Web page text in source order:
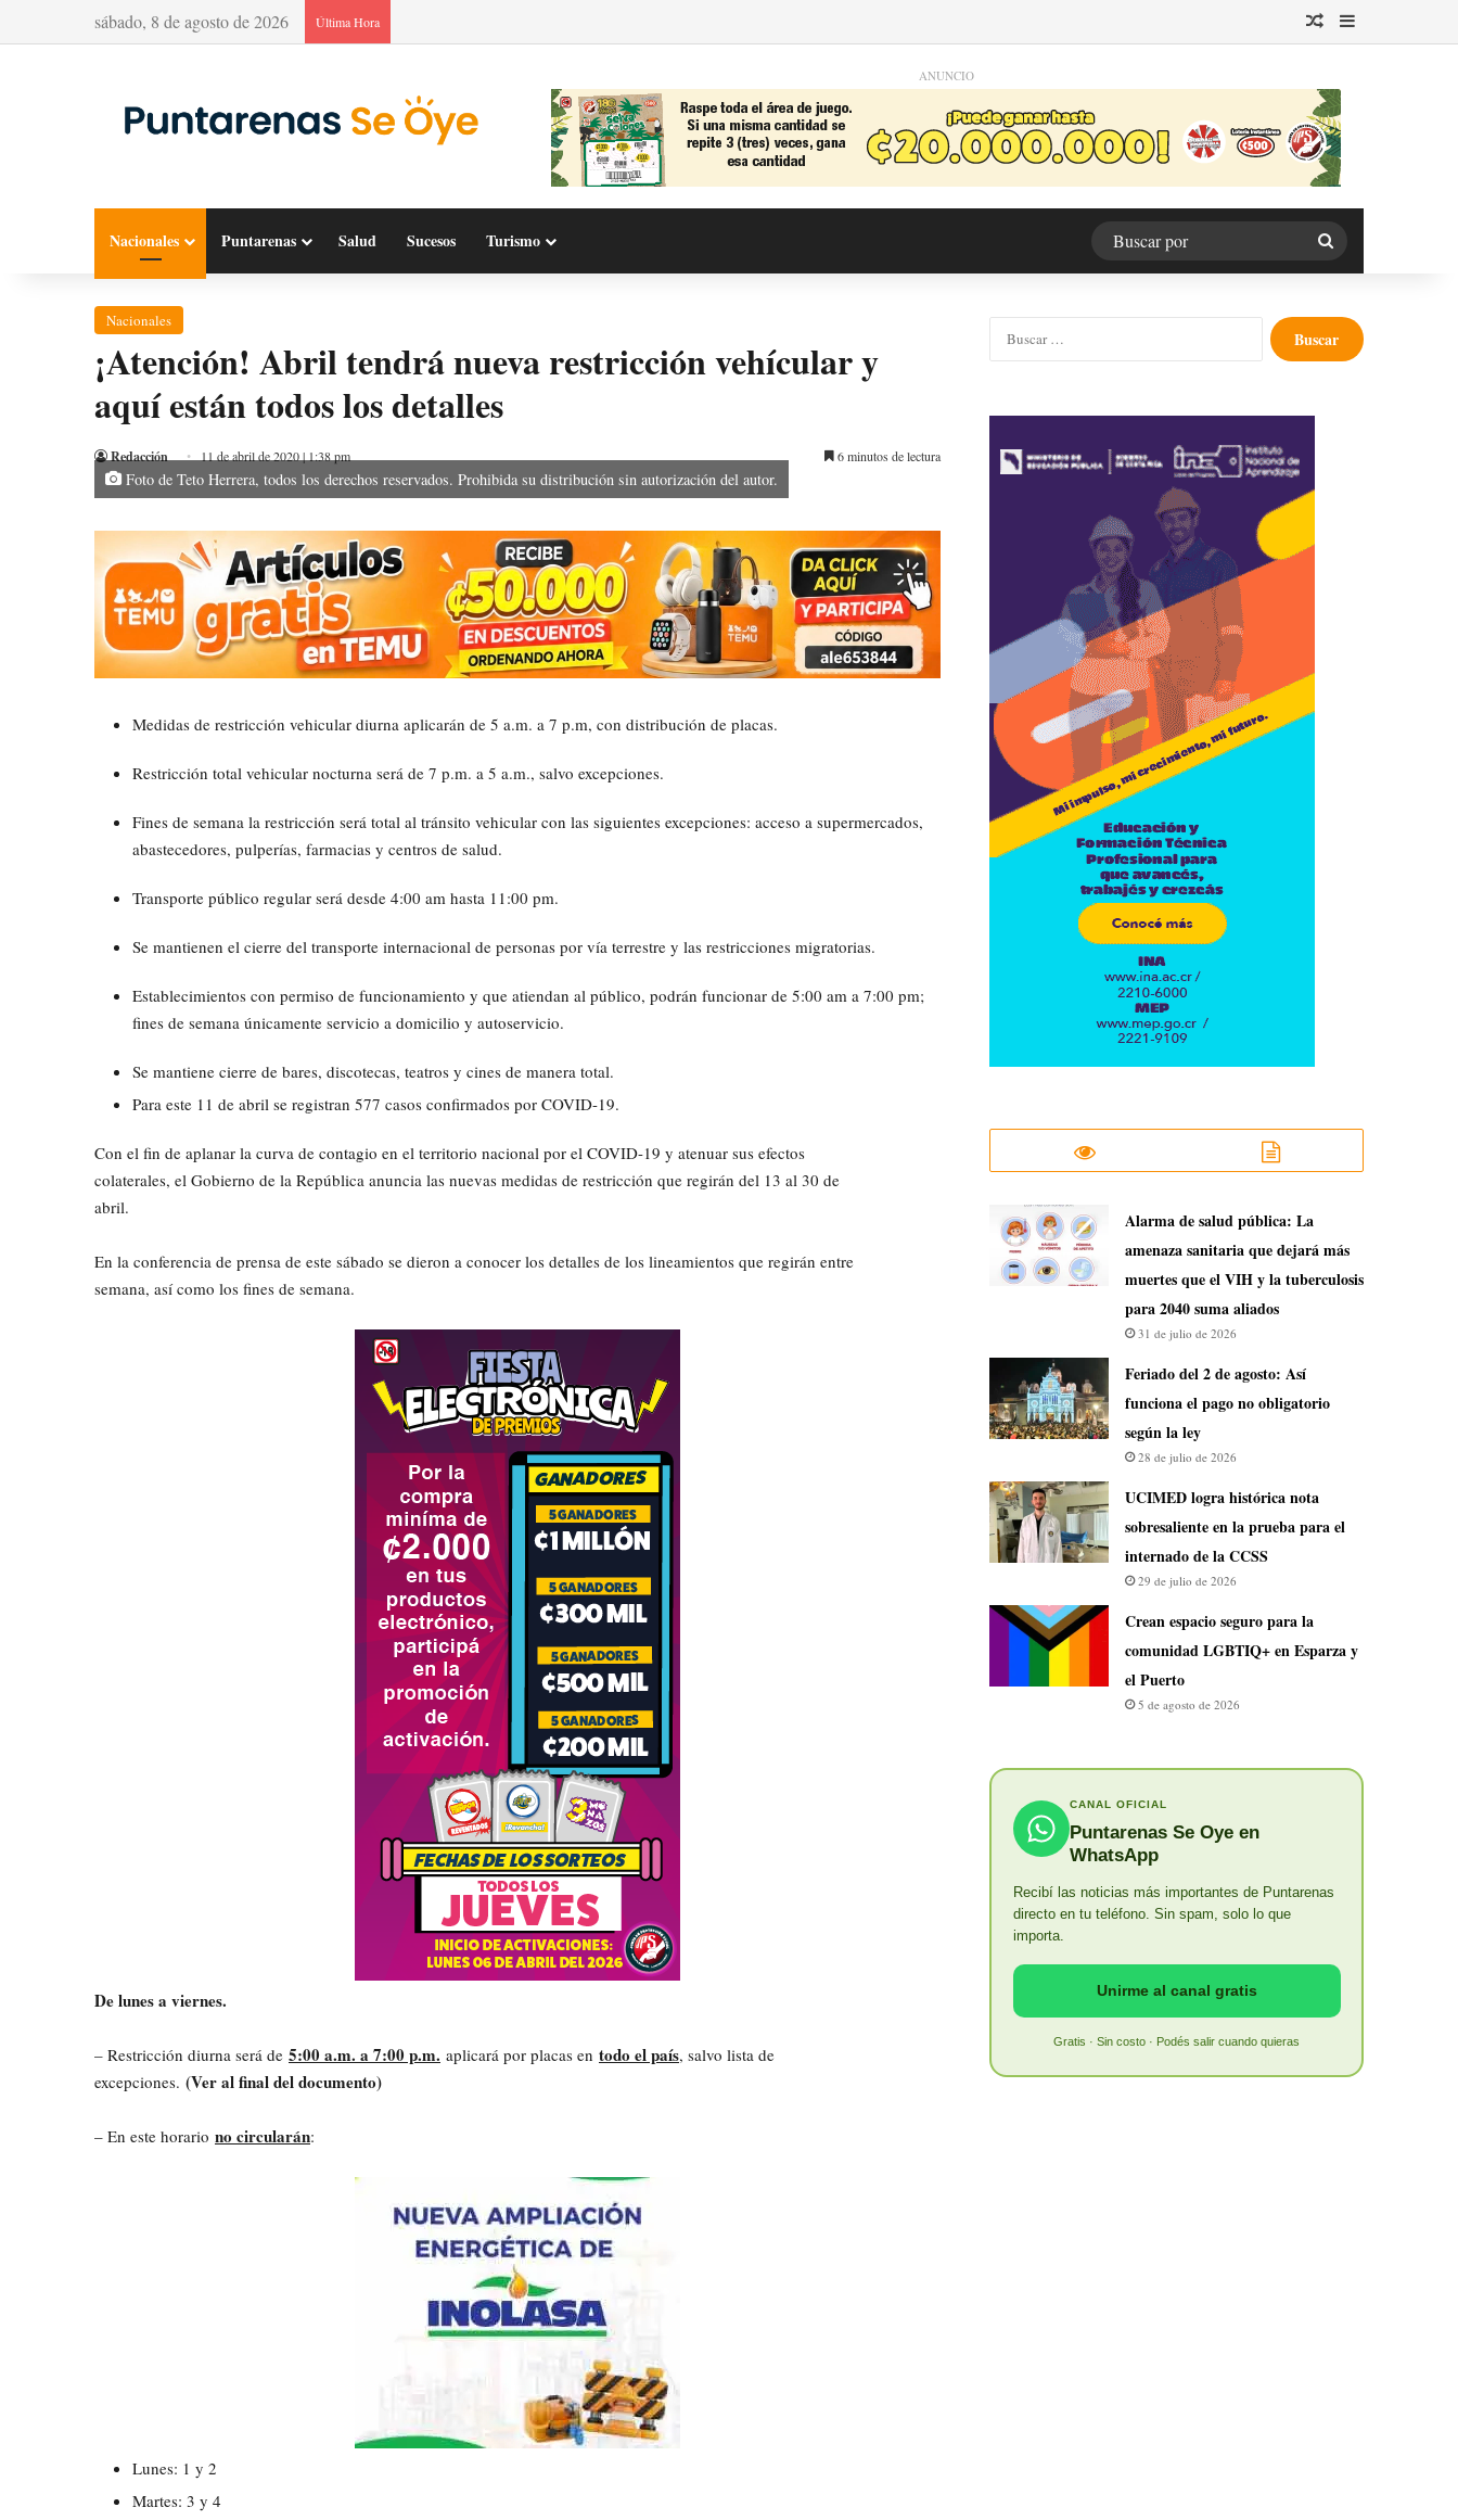
sábado, 8 de agosto de 2026 Última Hora Publicación al azar
Barra lateral
ANUNCIO
Nacionales Puntarenas Salud Sucesos Turismo
Buscar
por
Nacionales
¡Atención! Abril tendrá nueva restricción vehícular y
aquí están todos los detalles
Redacción 11 de abril de 2020 | 1:38 pm 6 minutos de lectura
Foto de Teto Herrera, todos los derechos reservados. Prohibida su distribución sin autorización del autor.
Medidas de restricción vehicular diurna aplicarán de 5 a.m. a 7 p.m, con distribución de placas.
Restricción total vehicular nocturna será de 7 p.m. a 5 a.m., salvo excepciones.
Fines de semana la restricción será total al tránsito vehicular con las siguientes excepciones: acceso a supermercados,
abastecedores, pulperías, farmacias y centros de salud.
Transporte público regular será desde 4:00 am hasta 11:00 pm.
Se mantienen el cierre del transporte internacional de personas por vía terrestre y las restricciones migratorias.
Establecimientos con permiso de funcionamiento y que atiendan al público, podrán funcionar de 5:00 am a 7:00 pm;
fines de semana únicamente servicio a domicilio y autoservicio.
Se mantiene cierre de bares, discotecas, teatros y cines de manera total.
Para este 11 de abril se registran 577 casos confirmados por COVID-19.
Con el fin de aplanar la curva de contagio en el territorio nacional por el COVID-19 y atenuar sus efectos
colaterales, el Gobierno de la República anuncia las nuevas medidas de restricción que regirán del 13 al 30 de
abril.
En la conferencia de prensa de este sábado se dieron a conocer los detalles de los lineamientos que regirán entre
semana, así como los fines de semana.
De lunes a viernes.
– Restricción diurna será de 5:00 a.m. a 7:00 p.m. aplicará por placas en todo el país, salvo lista de
excepciones. (Ver al final del documento)
– En este horario no circularán:
Lunes: 1 y 2
Martes: 3 y 4
Buscar:
​Alarma de salud pública: La
amenaza sanitaria que dejará más
muertes que el VIH y la tuberculosis
para 2040 suma aliados
31 de julio de 2026
Feriado del 2 de agosto: Así
funciona el pago no obligatorio
según la ley
28 de julio de 2026
UCIMED logra histórica nota
sobresaliente en la prueba para el
internado de la CCSS
29 de julio de 2026
Crean espacio seguro para la
comunidad LGBTIQ+ en Esparza y
el Puerto
5 de agosto de 2026
CANAL OFICIAL
Puntarenas Se Oye en
WhatsApp
Recibí las noticias más importantes de Puntarenas
directo en tu teléfono. Sin spam, solo lo que
importa.
Unirme al canal gratis
Gratis · Sin costo · Podés salir cuando quieras